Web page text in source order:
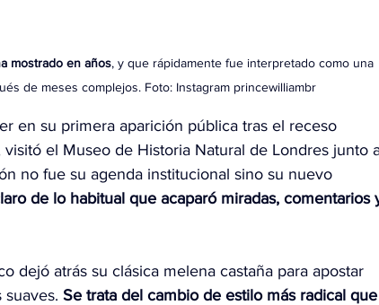
mostrado en años, y que rápidamente fue interpretado como una
de meses complejos. Foto: Instagram princewilliambr
en su primera aparición pública tras el receso
visitó el Museo de Historia Natural de Londres junto
no fue su agenda institucional sino su nuevo
de lo habitual que acaparó miradas, comentarios
dejó atrás su clásica melena castaña para apostar
Se trata del cambio de estilo más radical